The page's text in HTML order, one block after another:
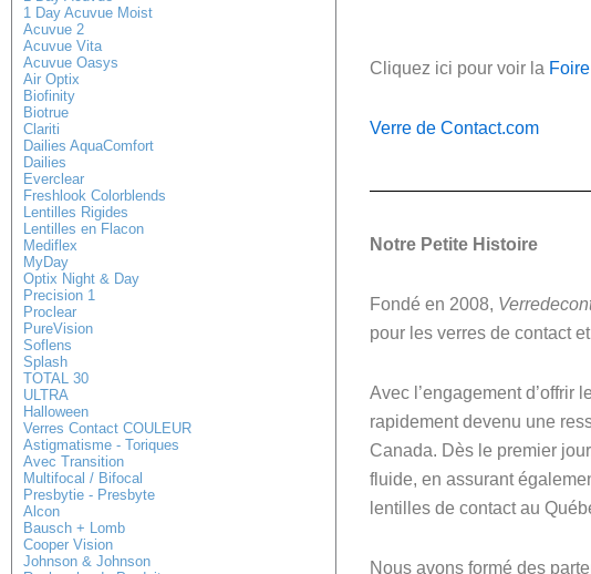
1 Day Acuvue Moist
Acuvue 2
Acuvue Vita
Acuvue Oasys
Air Optix
Biofinity
Biotrue
Clariti
Dailies AquaComfort
Dailies
Everclear
Freshlook Colorblends
Lentilles Rigides
Lentilles en Flacon
Mediflex
MyDay
Optix Night & Day
Precision 1
Proclear
PureVision
Soflens
Splash
TOTAL 30
ULTRA
Halloween
Verres Contact COULEUR
Astigmatisme - Toriques
Avec Transition
Multifocal / Bifocal
Presbytie - Presbyte
Alcon
Bausch + Lomb
Cooper Vision
Johnson & Johnson
Cliquez ici pour voir la
Verre de Contact.com
Notre Petite Histoire
Fondé en 2008,
pour les verres de contact
Avec l’engagement d’offrir
rapidement devenu une
Canada. Dès le premier
fluide, en assurant
lentilles de contact au
Nous avons formé des